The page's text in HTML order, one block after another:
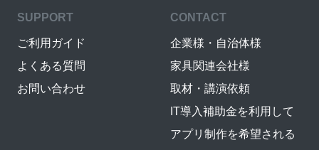
SUPPORT
ご利用ガイド
よくある質問
お問い合わせ
CONTACT
企業様・自治体様
家具関連会社様
取材・講演依頼
IT導入補助金を利用して
アプリ制作を希望される